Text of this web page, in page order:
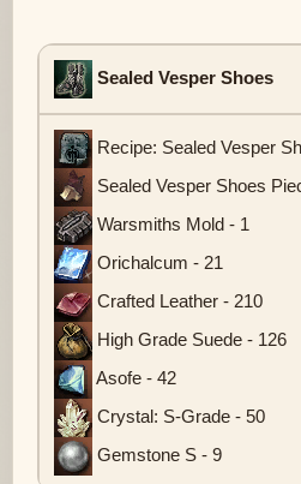
Sealed Vesper Shoes
Recipe: Sealed Vesper
Sealed Vesper Shoes
Warsmiths Mold - 1
Orichalcum - 21
Crafted Leather - 210
High Grade Suede - 126
Asofe - 42
Crystal: S-Grade - 50
Gemstone S - 9